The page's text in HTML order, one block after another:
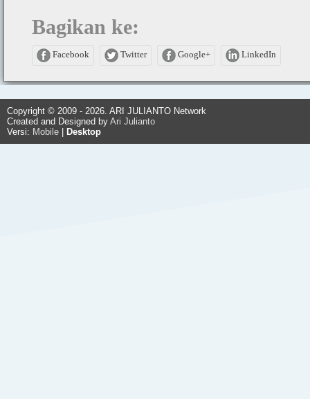
Bagikan ke:
Facebook Twitter Google+ LinkedIn
Copyright © 2009 - 2026. ARI JULIANTO Network
Created and Designed by Ari Julianto
Versi: Mobile Desktop